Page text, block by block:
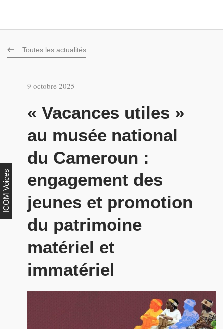
Toutes les actualités
9 octobre 2025
ICOM Voices
« Vacances utiles »
au musée national
du Cameroun :
engagement des
jeunes et promotion
du patrimoine
matériel et
immatériel